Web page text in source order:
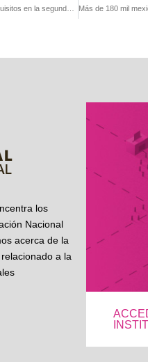
los
Nacional
acerca de la
a la